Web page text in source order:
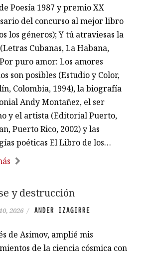
Poesía 1987 y premio XX
del concurso al mejor libro
los géneros); Y tú atraviesas la
Cubanas, La Habana,
puro amor: Los amores
son posibles (Estudio y Color,
Colombia, 1994), la biografía
Andy Montañez, el ser
y el artista (Editorial Puerto,
Puerto Rico, 2002) y las
poéticas El Libro de los…
y destrucción
2026 / ANDER IZAGIRRE
de Asimov, amplié mis
de la ciencia cósmica con